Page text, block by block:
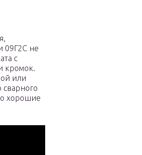
09Г2С не
с
кромок.
или
хорошие